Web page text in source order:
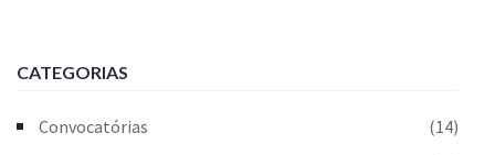
CATEGORIAS
Convocatórias
(14)